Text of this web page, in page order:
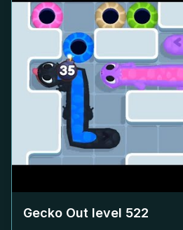
Gecko Out level 522